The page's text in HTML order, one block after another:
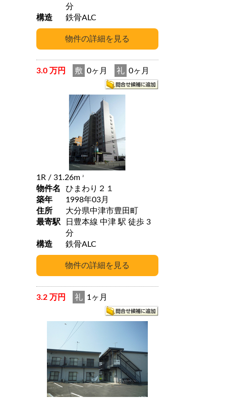
分
構造
鉄骨ALC
3.0 万円 敷 0ヶ月 礼 0ヶ月
1R / 31.26m 2
物件名
ひまわり２１
築年
1998年03月
住所
大分県中津市豊田町
最寄駅
日豊本線 中津 駅 徒歩 3
分
構造
鉄骨ALC
3.2 万円 礼 1ヶ月